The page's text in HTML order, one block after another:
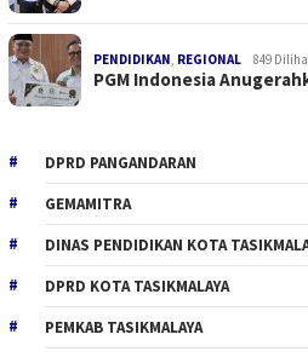
PENDIDIKAN, REGIONAL 849
PGM Indonesia
DPRD PANGANDARAN
GEMAMITRA
DINAS PENDIDIKAN KOTA
DPRD KOTA TASIKMALAYA
PEMKAB TASIKMALAYA